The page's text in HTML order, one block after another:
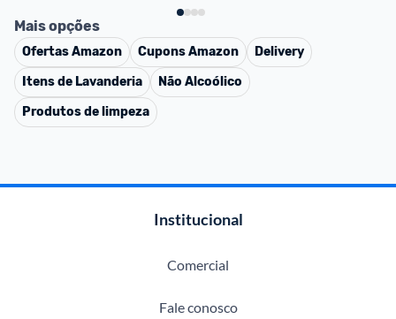
Mais opções
OfertasAmazon CuponsAmazon
Delivery
Itens de Lavanderia
Não Alcoólico
Produtos de limpeza
Institucional
Comercial
Fale conosco